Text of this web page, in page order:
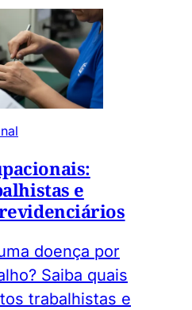
e
doença por
Saiba quais
trabalhistas e